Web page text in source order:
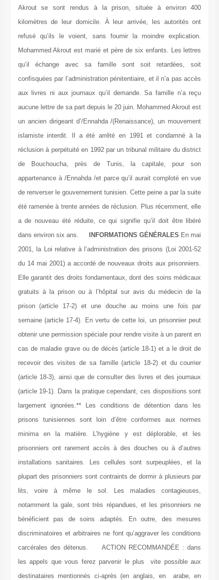
Akrout se sont rendus à la prison, située à environ 400
kilomètres de leur domicile. À leur arrivée, les autorités ont
refusé qu’ils le voient, sans fournir la moindre explication.
Mohammed Akrout est marié et père de six enfants. Les lettres
qu’il échange avec sa famille sont soit retardées, soit
confisquées par l’administration pénitentiaire, et il n’a pas accès
aux livres ni aux journaux qu’il demande. Sa famille n’a reçu
aucune lettre de sa part depuis le 20 juin. Mohammed Akrout est
un ancien dirigeant d’/Ennahda /(Renaissance), un mouvement
islamiste interdit. Il a été arrêté en 1991 et condamné à la
réclusion à perpétuité en 1992 par un tribunal militaire du district
de Bouchoucha, près de Tunis, la capitale, pour son
appartenance à /Ennahda /et parce qu’il aurait comploté en vue
de renverser le gouvernement tunisien. Cette peine a par la suite
été ramenée à trente années de réclusion. Plus récemment, elle
a de nouveau été réduite, ce qui signifie qu’il doit être libéré
dans environ six ans.
INFORMATIONS GÉNÉRALES En mai
2001, la Loi relative à l’administration des prisons (Loi 2001-52
du 14 mai 2001) a accordé de nouveaux droits aux prisonniers.
Elle garantit des droits fondamentaux, dont des soins médicaux
gratuits à la prison ou à l’hôpital sur avis du médecin de la
prison (article 17-2) et une douche au moins une fois par
semaine (article 17-4). En vertu de cette loi, un prisonnier peut
obtenir une permission spéciale pour rendre visite à un parent en
cas de maladie grave ou de décès (article 18-1) et a le droit de
recevoir des visites de sa famille (article 18-2) et du courrier
(article 18-3), ainsi que de consulter des livres et des journaux
(article 19-1). Dans la pratique cependant, ces dispositions sont
largement ignorées.** Les conditions de détention dans les
prisons tunisiennes sont loin d’être conformes aux normes
minima en la matière. L’hygiène y est déplorable, et les
prisonniers ont rarement accès à des douches ou à d’autres
installations sanitaires. Les cellules sont surpeuplées, et la
plupart des prisonniers sont contraints de dormir à plusieurs par
lits, voire à même le sol. Les maladies contagieuses,
notamment la gale, sont très répandues, et les prisonniers ne
bénéficient pas de soins adaptés. En outre, des mesures
discriminatoires et arbitraires ne font qu’aggraver les conditions
carcérales des détenus. ACTION RECOMMANDÉE : dans
les appels que vous ferez parvenir le plus vite possible aux
destinataires mentionnés ci-après (en anglais, en arabe, en